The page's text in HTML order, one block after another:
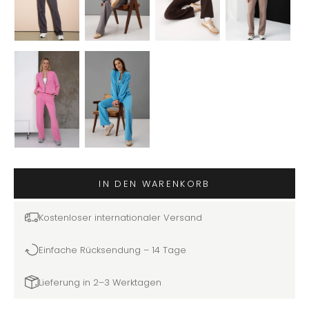
IN DEN WARENKORB
Kostenloser internationaler Versand
Einfache Rücksendung – 14 Tage
Lieferung in 2–3 Werktagen